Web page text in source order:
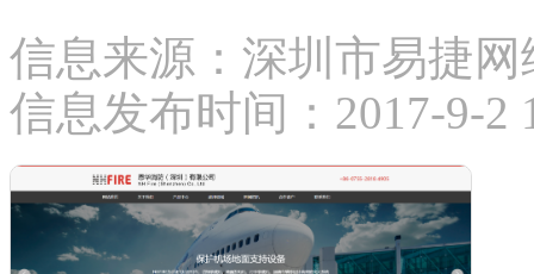
信息来源：深圳市易捷
信息发布时间：2017-9-2